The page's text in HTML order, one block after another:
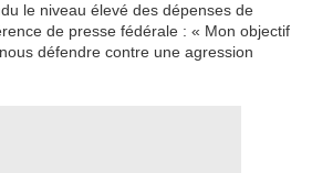
le niveau élevé des dépenses de
de presse fédérale : « Mon objectif
défendre contre une agression